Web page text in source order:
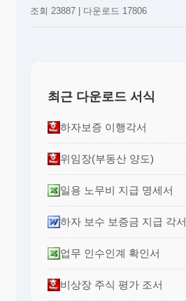
조회 23887 | 다운로드 17806
최근 다운로드 서식
하자보증 이행각서
위임장(부동산 양도)
일용 노무비 지급 명세서
하자 보수 보증금 지급 각서
업무 인수인계 확인서
비상장 주식 평가 조서